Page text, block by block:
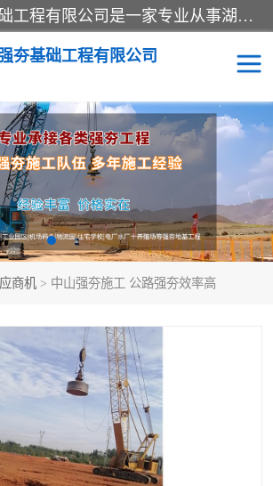
湖南业峻强夯基础工程有限公司是一家专业从事湖南强夯基础工程、强夯机租赁，地基处理的施工单位。业务覆盖：湖南、广东，江西等地。可承接1000KN.m-25000KN.m强夯（置换）工程。公司创始人是国内较早期从事强夯施工的建设者，经过多年的一步一个脚印的发展，在行业内具有较高的度和良好的口碑。
夯基础工程有限公司
商机 > 中山强夯施工 公路强夯效率高
强夯机租赁
强夯施工队伍